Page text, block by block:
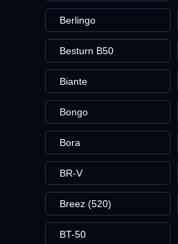
Berlingo
Besturn B50
Biante
Bongo
Bora
BR-V
Breez (520)
BT-50